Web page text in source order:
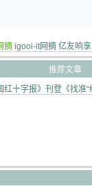
摘 igooi-it网摘 亿友响享
推荐文章
红十字报》刊登《找准“